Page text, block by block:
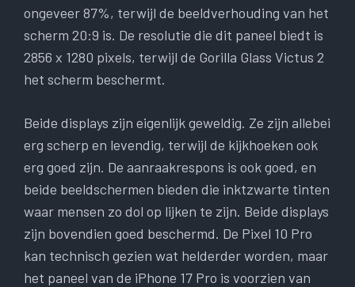
ongeveer 87%, terwijl de beeldverhouding van het
scherm 20:9 is. De resolutie die dit paneel biedt is
2856 x 1280 pixels, terwijl de Gorilla Glass Victus 2
het scherm beschermt.
Beide displays zijn eigenlijk geweldig. Ze zijn allebei
erg scherp en levendig, terwijl de kijkhoeken ook
erg goed zijn. De aanraakrespons is ook goed, en
beide beeldschermen bieden die inktzwarte tinten
waar mensen zo dol op lijken te zijn. Beide displays
zijn bovendien goed beschermd. De Pixel 10 Pro
kan technisch gezien wat helderder worden, maar
het paneel van de iPhone 17 Pro is voorzien van